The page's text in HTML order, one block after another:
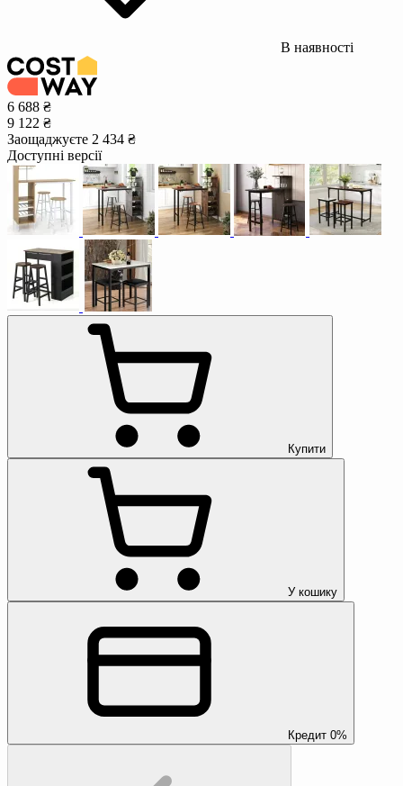
В наявності
6 688 ₴
9 122 ₴
Заощаджуєте 2 434 ₴
Доступні версії
Купити
У кошику
Кредит 0%